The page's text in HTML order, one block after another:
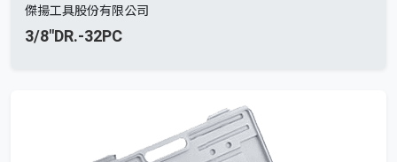
傑揚工具股份有限公司
3/8"DR.-32PC